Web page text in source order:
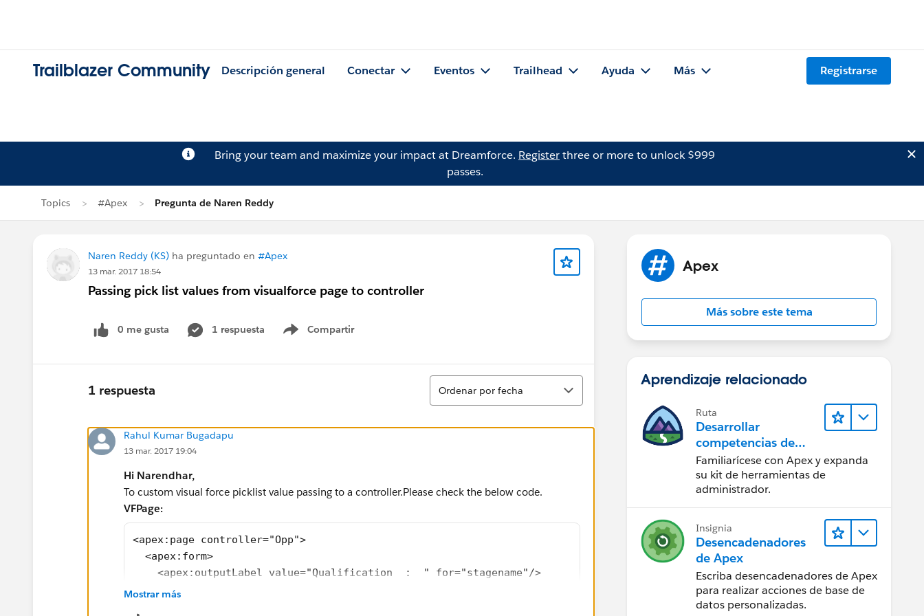
Trailblazer Community Descripción general Conectar Eventos Trailhead Ayuda Más Registrarse
Bring your team and maximize your impact at Dreamforce. Registerthree or more to unlock $999
passes.
Topics #Apex Pregunta de Naren Reddy
Naren Reddy (KS) ha preguntado en #Apex
13 mar. 2017 18:54
Passing pick list values from visualforce page to controller
0 me gusta 1 respuesta Compartir
Show menu
1 respuesta
Ordenar
Ordenar por fecha
Rahul Kumar Bugadapu
13 mar. 2017 19:04
Hi Narendhar,
To custom visual force picklist value passing to a controller.Please check the below code.
VFPage:
<apex:page controller="Opp">
  <apex:form>
    <apex:outputLabel value="Qualification  :  " for="stagename"/>
    <apex:selectList multiselect="false" value="{!filter}" label="Qualification" size="1" id="stagename">
Mostrar más
Apex
Más sobre este tema
Aprendizaje relacionado
Ruta
Desarrollar
competencias de
codificación Apex
Familiarícese con Apex y expanda
su kit de herramientas de
administrador.
Insignia
Desencadenadores
de Apex
Escriba desencadenadores de Apex
para realizar acciones de base de
datos personalizadas.